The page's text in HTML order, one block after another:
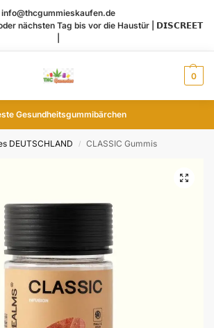
info@thcgummieskaufen.de
nächsten Tag bis vor die Haustür | 𝗗𝗜𝗦𝗖𝗥𝗘𝗘𝗧
0
Gesundheitsgummibärchen
DEUTSCHLAND / CLASSIC Gummis